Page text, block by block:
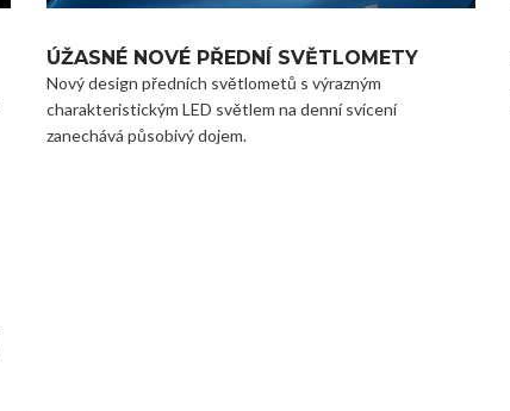
ÚŽASNÉ NOVÉ PŘEDNÍ SVĚTLOMETY
Nový design předních světlometů s výrazným
charakteristickým LED světlem na denní svícení
zanechává působivý dojem.